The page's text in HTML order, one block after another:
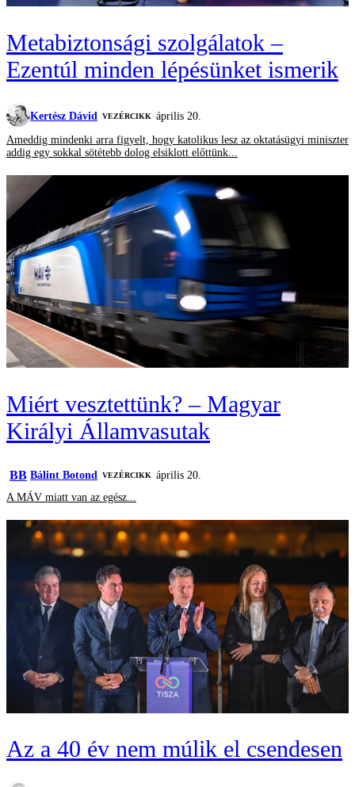
Metabiztonsági szolgálatok –
Ezentúl minden lépésünket ismerik
Kertész Dávid VEZÉRCIKK
április 20.
Ameddig mindenki arra figyelt, hogy katolikus lesz az oktatásügyi miniszter
addig egy sokkal sötétebb dolog elsiklott előttünk...
Miért vesztettünk? – Magyar
Királyi Államvasutak
BB Bálint Botond VEZÉRCIKK április 20.
A MÁV miatt van az egész...
Az a 40 év nem múlik el csendesen